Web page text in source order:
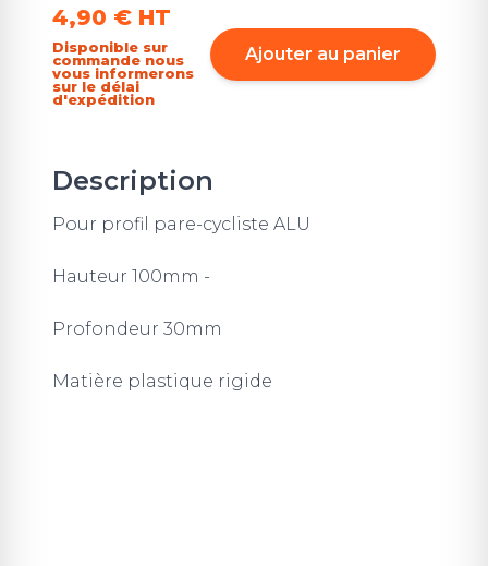
4,90 € HT
Disponible sur
commande nous
vous informerons
sur le délai
d'expédition
Ajouter au panier
Description
Pour profil pare-cycliste ALU
Hauteur 100mm -
Profondeur 30mm
Matière plastique rigide